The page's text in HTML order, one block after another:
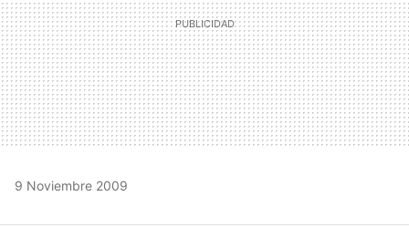
9 Noviembre 2009